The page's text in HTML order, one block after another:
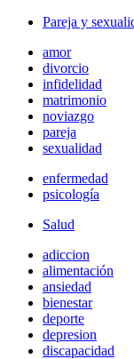
Pareja y
amor
divorcio
infidelidad
matrimonio
noviazgo
pareja
sexualidad
enfermedad
psicología
Salud
adiccion
alimentación
ansiedad
bienestar
deporte
depresion
discapacidad